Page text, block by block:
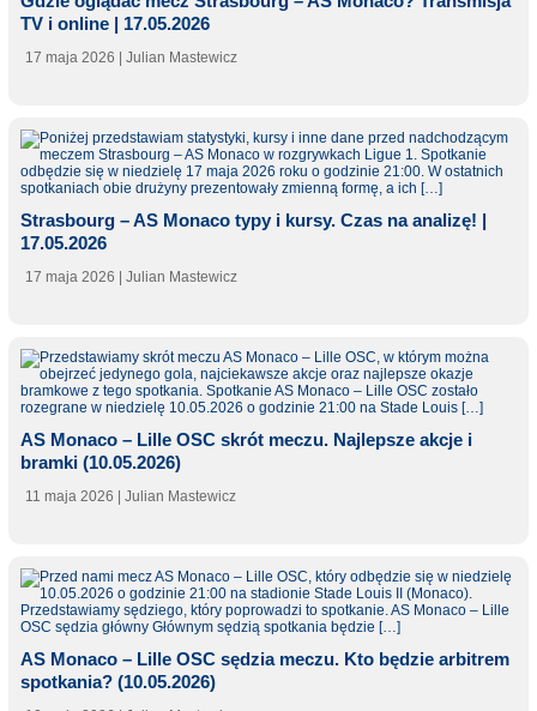
TV i online | 17.05.2026
17 maja 2026 | Julian Mastewicz
Strasbourg – AS Monaco typy i kursy. Czas na analizę! |
17.05.2026
17 maja 2026 | Julian Mastewicz
AS Monaco – Lille OSC skrót meczu. Najlepsze akcje i
bramki (10.05.2026)
11 maja 2026 | Julian Mastewicz
AS Monaco – Lille OSC sędzia meczu. Kto będzie arbitrem
spotkania? (10.05.2026)